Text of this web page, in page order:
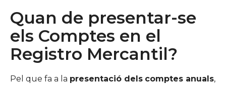
Quan de presentar-se
els Comptes en el
Registro Mercantil?
Pel que fa a la presentació dels comptes anuals,